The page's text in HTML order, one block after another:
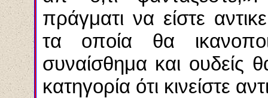
πράγματι να είστε
τα οποία θα
συναίσθημα και ουδείς
κατηγορία ότι κινείστε